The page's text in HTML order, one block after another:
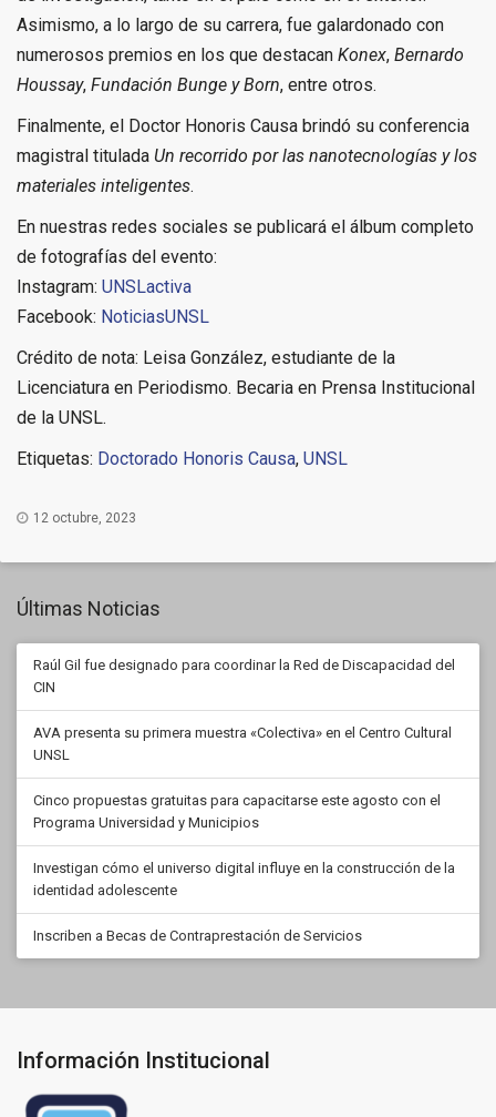
Asimismo, a lo largo de su carrera, fue galardonado con
numerosos premios en los que destacan Konex, Bernardo
Houssay, Fundación Bunge y Born, entre otros.
Finalmente, el Doctor Honoris Causa brindó su conferencia
magistral titulada Un recorrido por las nanotecnologías y los
materiales inteligentes.
En nuestras redes sociales se publicará el álbum completo
de fotografías del evento:
Instagram: UNSLactiva
Facebook: NoticiasUNSL
Crédito de nota: Leisa González, estudiante de la
Licenciatura en Periodismo. Becaria en Prensa Institucional
de la UNSL.
Etiquetas: Doctorado Honoris Causa, UNSL
12 octubre, 2023
Últimas Noticias
Raúl Gil fue designado para coordinar la Red de Discapacidad del
CIN
AVA presenta su primera muestra «Colectiva» en el Centro Cultural
UNSL
Cinco propuestas gratuitas para capacitarse este agosto con el
Programa Universidad y Municipios
Investigan cómo el universo digital influye en la construcción de la
identidad adolescente
Inscriben a Becas de Contraprestación de Servicios
Información Institucional